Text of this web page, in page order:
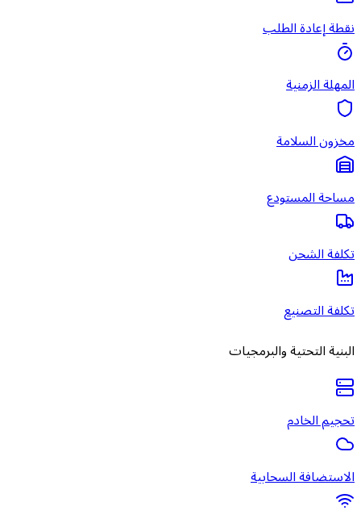
نقطة إعادة الطلب
المهلة الزمنية
مخزون السلامة
مساحة المستودع
تكلفة الشحن
تكلفة التصنيع
البنية التحتية والبرمجيات
تحجيم الخادم
الاستضافة السحابية